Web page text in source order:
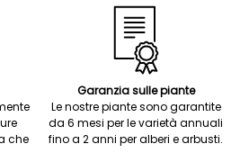
che
Garanzia sulle piante
Le nostre piante sono garantite
da 6 mesi per le varietà annuali
fino a 2 anni per alberi e arbusti.